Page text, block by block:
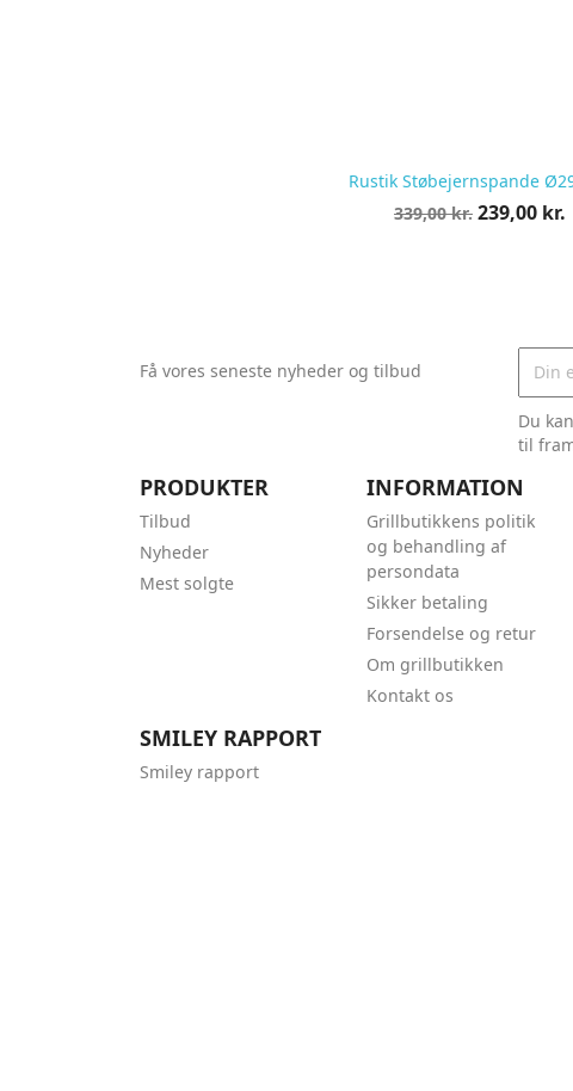
Rustik Støbejernspande
Normalpris
339,00 kr. Pris
239,00 kr.
Få vores seneste nyheder og tilbud
Du
til
PRODUKTER
Tilbud
Nyheder
Mest solgte
INFORMATION
Grillbutikkens politik
og behandling af
persondata
Sikker betaling
Forsendelse og retur
Om grillbutikken
Kontakt os
SMILEY RAPPORT
Smiley rapport